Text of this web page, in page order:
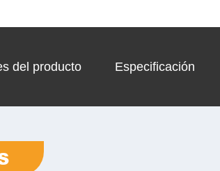
del producto Especificación